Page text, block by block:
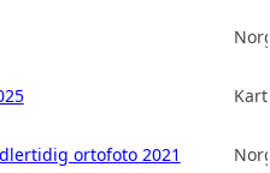
ortofoto 2021